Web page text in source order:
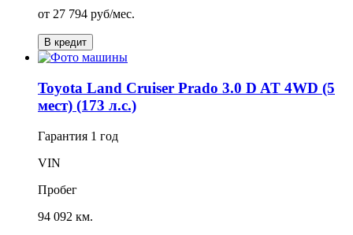
от 27 794 руб/мес.
В кредит
Toyota Land Cruiser Prado 3.0 D AT 4WD (5
мест) (173 л.с.)
Гарантия 1 год
VIN
Пробег
94 092 км.